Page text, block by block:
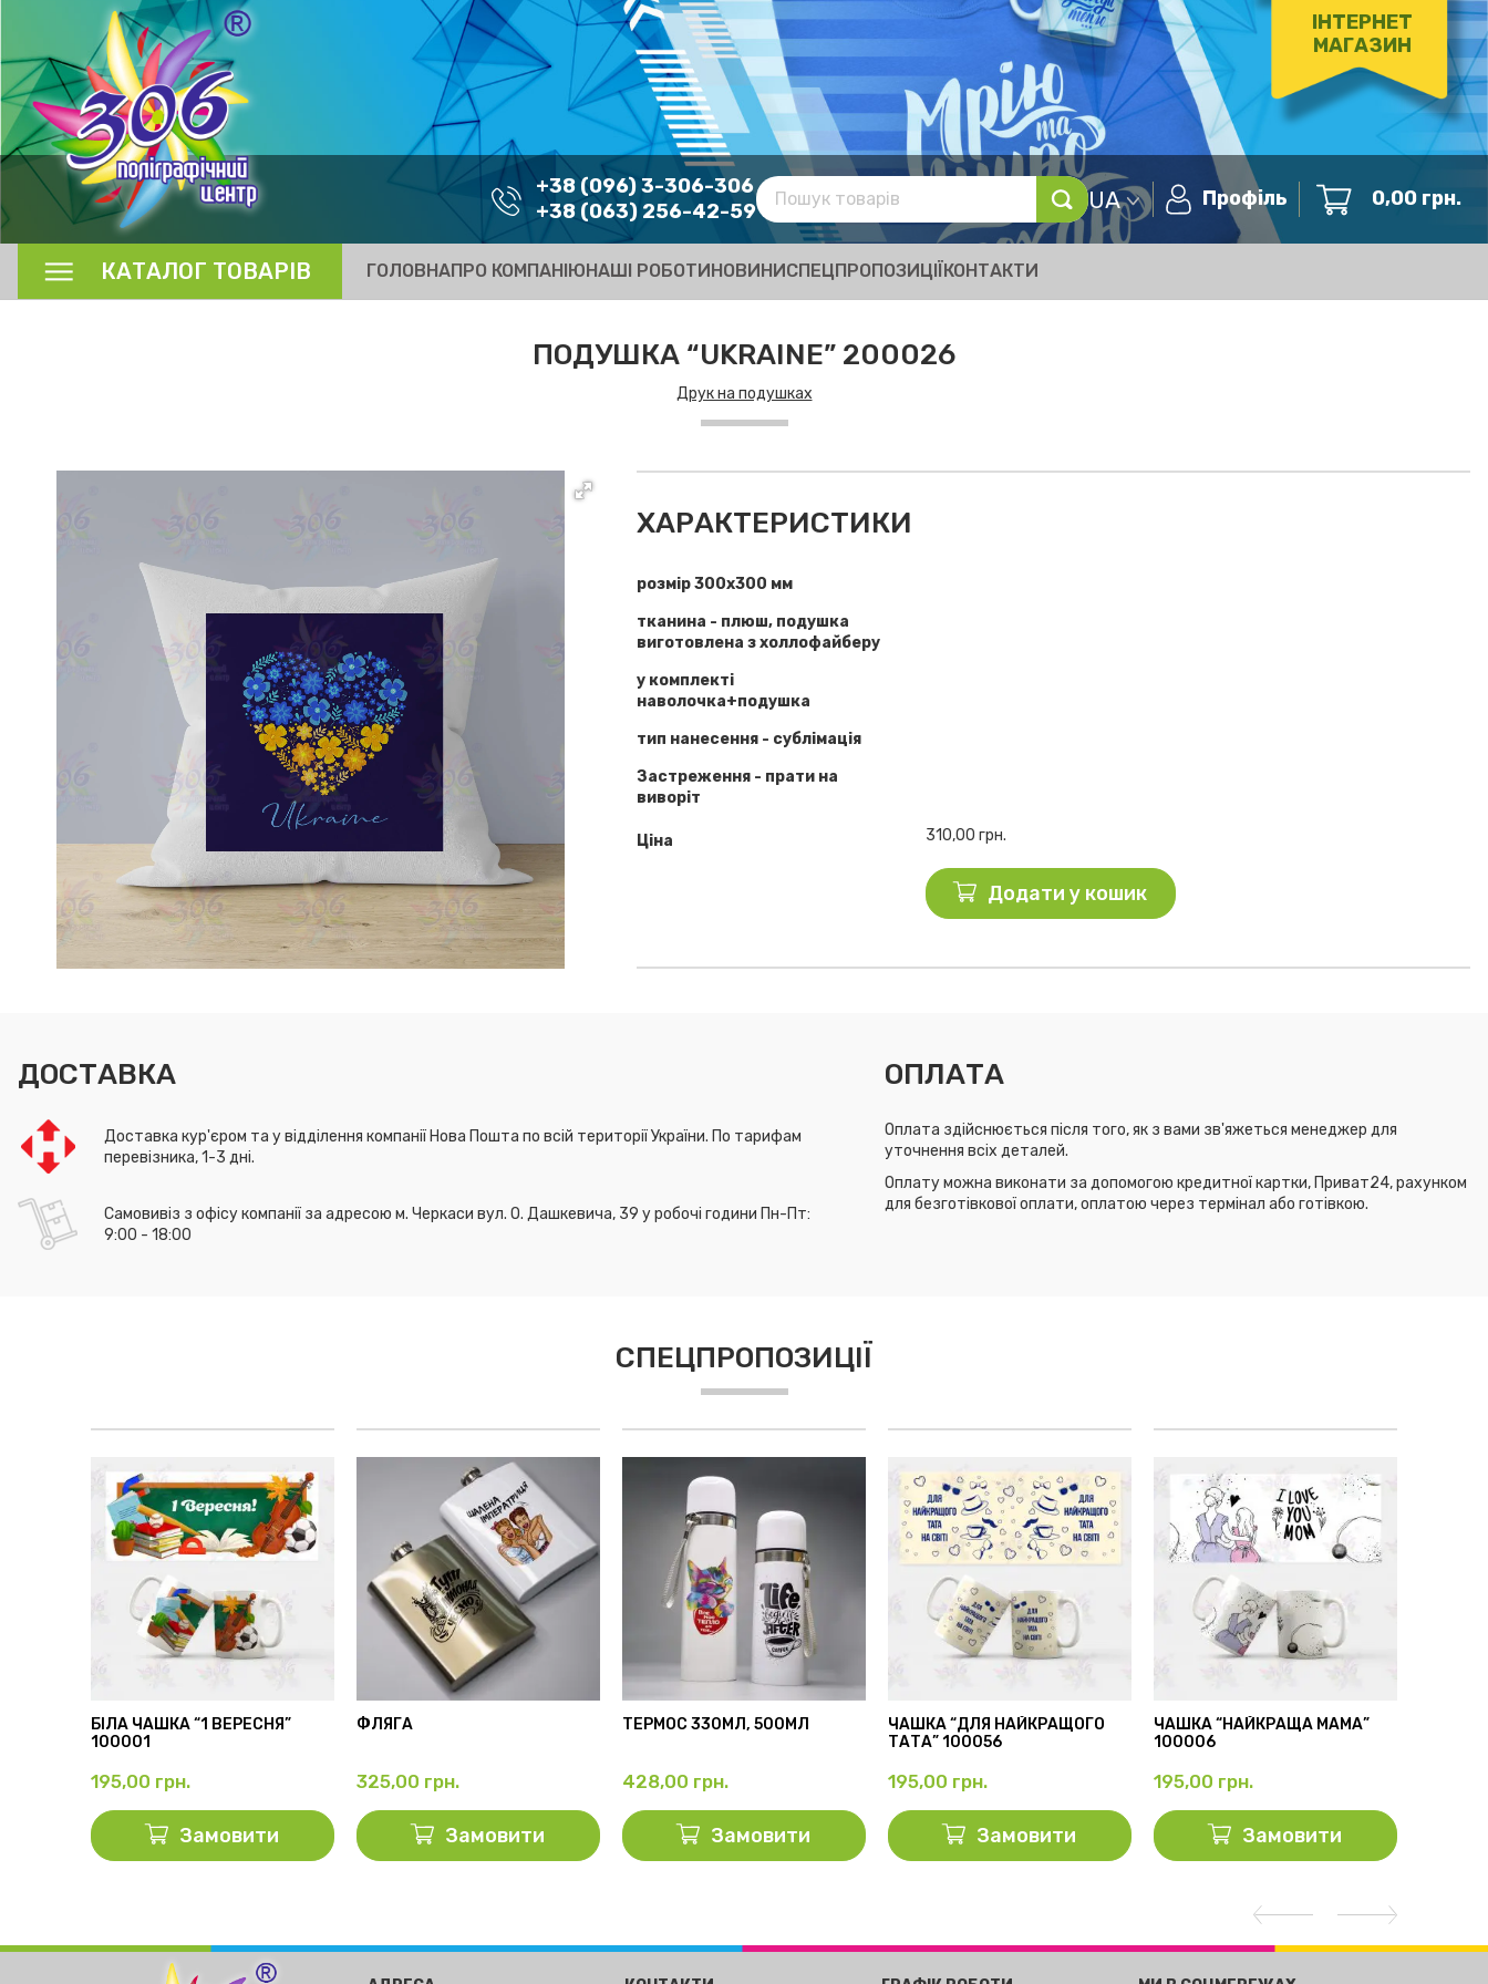
ІНТЕРНЕТ
МАГАЗИН
+38 (096) 3-306-306
+38 (063) 256-42-59
UA Профіль 0,00 грн.
КАТАЛОГ ТОВАРІВ ГОЛОВНАПРО КОМПАНІЮНАШІ РОБОТИНОВИНИСПЕЦПРОПОЗИЦІЇКОНТАКТИ
ПОДУШКА “UKRAINE” 200026
Друк на подушках
ХАРАКТЕРИСТИКИ
розмір 300х300 мм
тканина - плюш, подушка
виготовлена з холлофайберу
у комплекті
наволочка+подушка
тип нанесення - сублімація
Застреження - прати на
виворіт
Ціна 310,00грн.
Додати у кошик
ДОСТАВКА
Доставка кур'єром та у відділення компанії Нова Пошта по всій території України. По тарифам
перевізника, 1-3 дні.
Самовивіз з офісу компанії за адресою м. Черкаси вул. О. Дашкевича, 39 у робочі години Пн-Пт:
9:00 - 18:00
ОПЛАТА
Оплата здійснюється після того, як з вами зв'яжеться менеджер для
уточнення всіх деталей.
Оплату можна виконати за допомогою кредитної картки, Приват24, рахунком
для безготівкової оплати, оплатою через термінал або готівкою.
СПЕЦПРОПОЗИЦІЇ
БІЛА ЧАШКА “1 ВЕРЕСНЯ”
100001
195,00 грн.
Замовити
ФЛЯГА
325,00 грн.
Замовити
ТЕРМОС 330МЛ, 500МЛ
428,00 грн.
Замовити
ЧАШКА “ДЛЯ НАЙКРАЩОГО
ТАТА” 100056
195,00 грн.
Замовити
ЧАШКА “НАЙКРАЩА МАМА”
100006
195,00 грн.
Замовити